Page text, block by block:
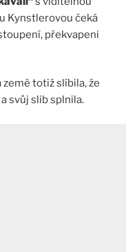
Kynstlerovou čeká
překvapeni
totiž slíbila, že
svůj slib splnila.